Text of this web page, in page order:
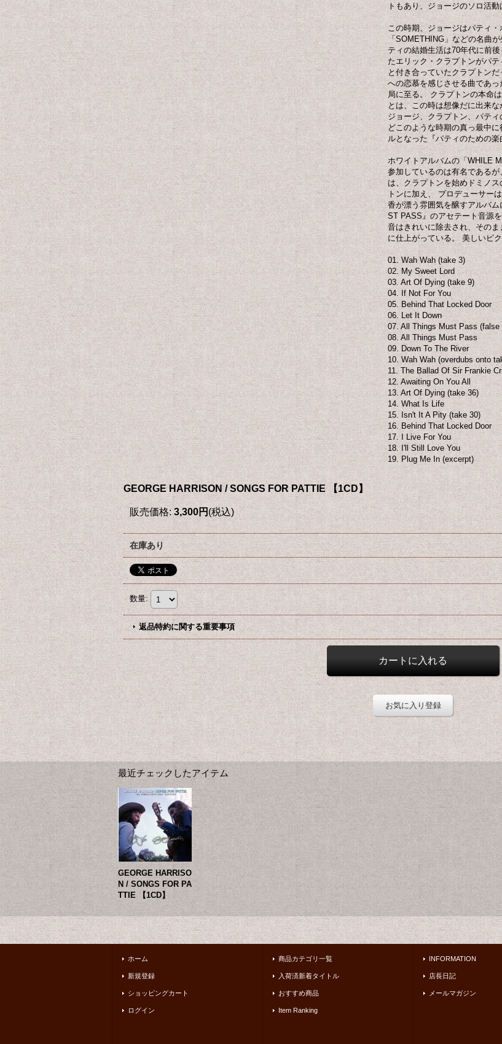
トもあり、ジョージのソロ活
この時期、ジョージはパティ
「SOMETHING」などの名曲
ティの結婚生活は70年代に前
たエリック・クラプトンがパ
と付き合っていたクラプトン
への恋慕を感じさせる曲であ
局に至る。 クラプトンの本命
とは、この時は想像だに出来
ジョージ、クラプトン、パテ
どこのような時期の真っ最中
ルとなった『パティのための
ホワイトアルバムの「WHILE
参加しているのは有名である
は、クラプトンを始めドミノ
トンに加え、 プロデューサー
香が漂う雰囲気を醸すアルバ
ST PASS』のアセテート音源
音はきれいに除去され、その
に仕上がっている。 美しいピ
01. Wah Wah (take 3)
02. My Sweet Lord
03. Art Of Dying (take 9)
04. If Not For You
05. Behind That Locked Door
06. Let It Down
07. All Things Must Pass (false
08. All Things Must Pass
09. Down To The River
10. Wah Wah (overdubs onto
11. The Ballad Of Sir Frankie
12. Awaiting On You All
13. Art Of Dying (take 36)
14. What Is Life
15. Isn't It A Pity (take 30)
16. Behind That Locked Door
17. I Live For You
18. I'll Still Love You
19. Plug Me In (excerpt)
GEORGE HARRISON / SONGS FOR PATTIE 【1CD】
販売価格: 3,300円 (税込)
在庫あり
数量:
返品特約に関する重要事項
お気に入り登録
最近チェックしたアイテム
GEORGE HARRISO
N / SONGS FOR PA
TTIE 【1CD】
ホーム
新規登録
ショッピングカート
ログイン
商品カテゴリ一覧
入荷済新着タイトル
おすすめ商品
Item Ranking
INFORMATION
店長日記
メールマガジン